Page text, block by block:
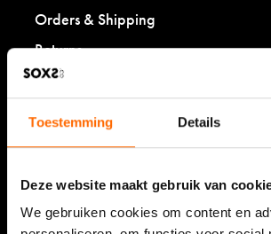
Toestemming Details
Deze website maakt gebruik van
We gebruiken cookies om content en
Orders & Shipping
Returns
Complaints
Information
Sales points